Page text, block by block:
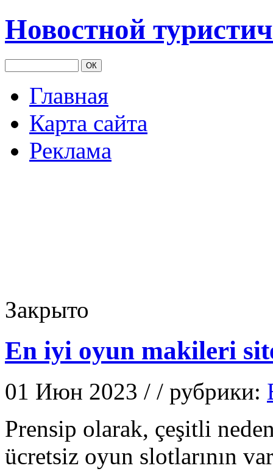
Новостной
Главная
Карта сайта
Реклама
Закрыто
En iyi oyun makileri
01 Июн 2023 / / рубрики:
Prensip olarak, çeşitli
ücretsiz oyun slotlarının